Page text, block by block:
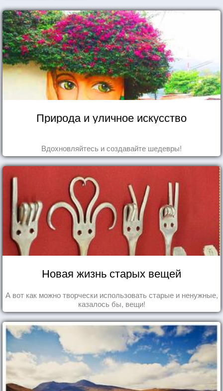
Природа и уличное искусство
Вдохновляйтесь и создавайте шедевры!
Новая жизнь старых вещей
А вот как можно творчески использовать старые и ненужные,
казалось бы, вещи!